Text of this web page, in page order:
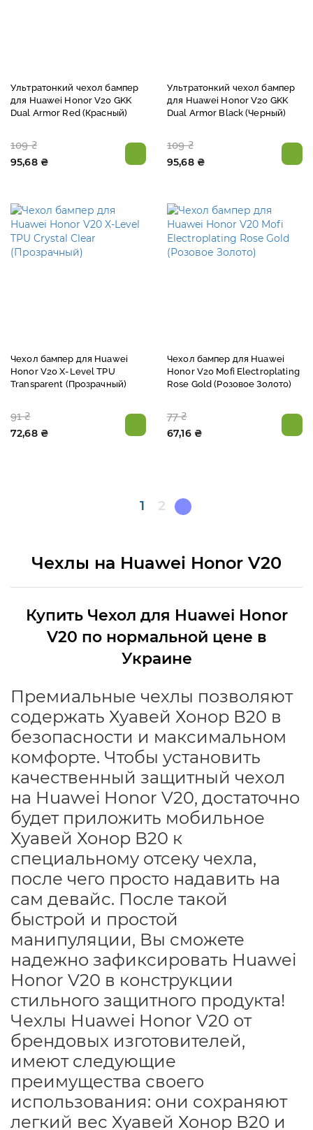
Ультратонкий чехол бампер
для Huawei Honor V20 GKK
Dual Armor Red (Красный)
109 ₴
95,68 ₴
Ультратонкий чехол бампер
для Huawei Honor V20 GKK
Dual Armor Black (Черный)
109 ₴
95,68 ₴
Чехол бампер для Huawei
Honor V20 X-Level TPU
Transparent (Прозрачный)
91 ₴
72,68 ₴
Чехол бампер для Huawei
Honor V20 Mofi Electroplating
Rose Gold (Розовое Золото)
77 ₴
67,16 ₴
Текущая
страница
1 Page
2
Чехлы на Huawei Honor V20
Купить Чехол для Huawei Honor
V20 по нормальной цене в
Украине
Премиальные чехлы позволяют
содержать Хуавей Хонор В20 в
безопасности и максимальном
комфорте. Чтобы установить
качественный защитный чехол
на Huawei Honor V20, достаточно
будет приложить мобильное
Хуавей Хонор В20 к
специальному отсеку чехла,
после чего просто надавить на
сам девайс. После такой
быстрой и простой
манипуляции, Вы сможете
надежно зафиксировать Huawei
Honor V20 в конструкции
стильного защитного продукта!
Чехлы Huawei Honor V20 от
брендовых изготовителей,
имеют следующие
преимущества своего
использования: они сохраняют
легкий вес Хуавей Хонор В20 и